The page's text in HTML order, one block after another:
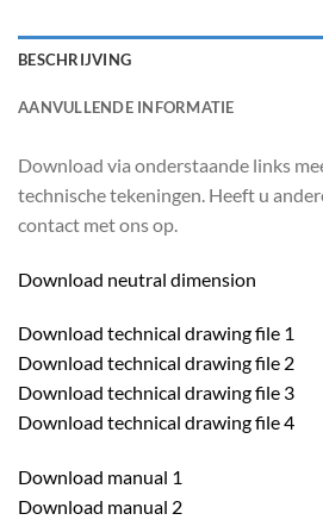
BESCHRIJVING
AANVULLENDE INFORMATIE
Download via onderstaande links
technische tekeningen. Heeft u
contact met ons op.
Download neutral dimension
Download technical drawing file 1
Download technical drawing file 2
Download technical drawing file 3
Download technical drawing file 4
Download manual 1
Download manual 2